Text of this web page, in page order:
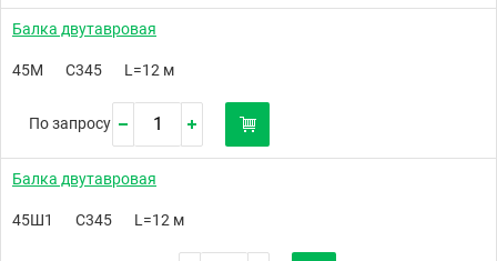
Балка двутавровая
45М С345 L=12 м
По запросу
Балка двутавровая
45Ш1 С345 L=12 м